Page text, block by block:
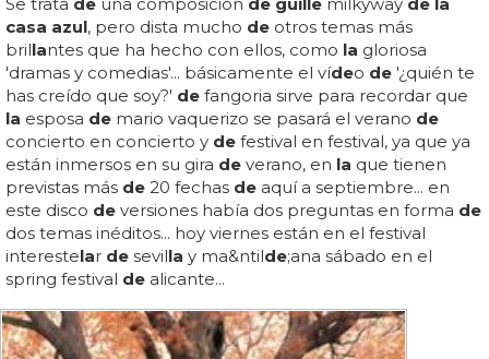
casa azul, pero dista mucho de otros temas más
brillantes que ha hecho con ellos, como la gloriosa
'dramas y comedias'... básicamente el vídeo de '¿quién te
has creído que soy?' de fangoria sirve para recordar que
la esposa de mario vaquerizo se pasará el verano de
concierto en concierto y de festival en festival, ya que ya
están inmersos en su gira de verano, en la que tienen
previstas más de 20 fechas de aquí a septiembre... en
este disco de versiones había dos preguntas en forma de
dos temas inéditos... hoy viernes están en el festival
interestelar de sevilla y ma&ntilde;ana sábado en el
spring festival de alicante...